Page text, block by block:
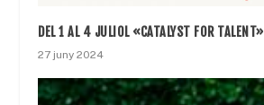
DEL 1 AL 4 JULIOL «CATALYST FOR TALENT»
27 juny 2024